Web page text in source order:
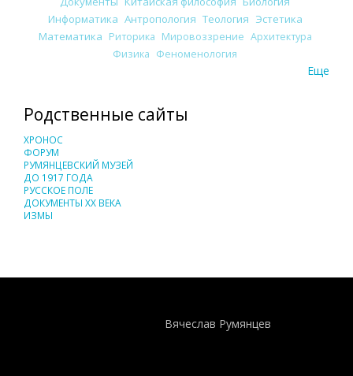
Информатика Антропология Теология Эстетика
Математика Риторика Мировоззрение Архитектура
Физика Феноменология
Еще
Родственные сайты
ХРОНОС
ФОРУМ
РУМЯНЦЕВСКИЙ МУЗЕЙ
ДО 1917 ГОДА
РУССКОЕ ПОЛЕ
ДОКУМЕНТЫ XX ВЕКА
ИЗМЫ
Вячеслав Румянцев